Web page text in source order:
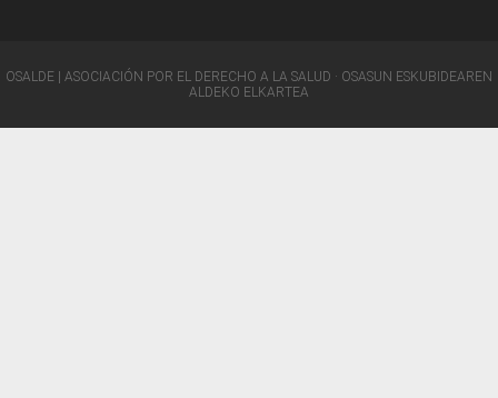
OSALDE | ASOCIACIÓN POR EL DERECHO A LA SALUD · OSASUN ESKUBIDEAREN
ALDEKO ELKARTEA